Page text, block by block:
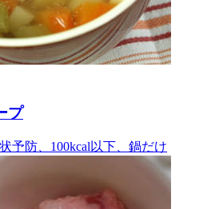
プ
予防、100kcal以下、鍋だけ